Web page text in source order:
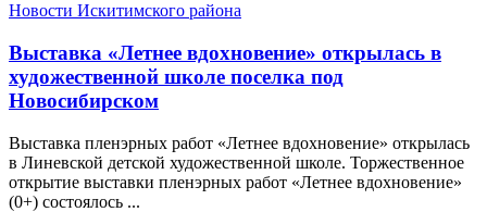
Новости Искитимского района
Выставка «Летнее вдохновение» открылась в
художественной школе поселка под
Новосибирском
Выставка пленэрных работ «Летнее вдохновение» открылась
в Линевской детской художественной школе. Торжественное
открытие выставки пленэрных работ «Летнее вдохновение»
(0+) состоялось ...